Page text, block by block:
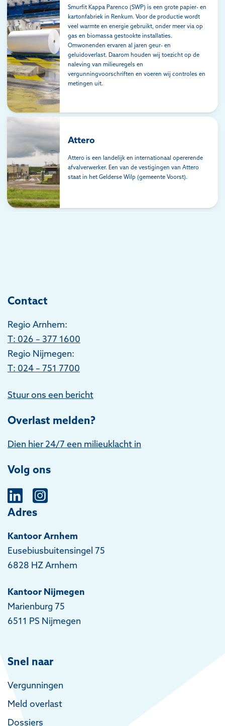
Smurfit Kappa Parenco (SWP) is een grote papier- en
kartonfabriek in Renkum. Voor de productie wordt
veel warmte en energie gebruikt, onder meer via op
gas en biomassa gestookte installaties.
Omwonenden ervaren al jaren geur- en
geluidoverlast. Daarom houden wij toezicht op de
naleving van milieuregels en
vergunningvoorschriften en voeren wij controles en
metingen uit.
Attero
Attero is een landelijk en internationaal opererende
afvalverwerker. Een van de vestigingen van Attero
staat in het Gelderse Wilp (gemeente Voorst).
Contact
Regio Arnhem:
T: 026 – 377 1600
Regio Nijmegen:
T: 024 – 751 7700
Stuur ons een bericht
Overlast melden?
Dien hier 24/7 een milieuklacht in
Volg ons
Adres
Kantoor Arnhem
Eusebiusbuitensingel 75
6828 HZ Arnhem
Kantoor Nijmegen
Marienburg 75
6511 PS Nijmegen
Snel naar
Vergunningen
Meld overlast
Dossiers